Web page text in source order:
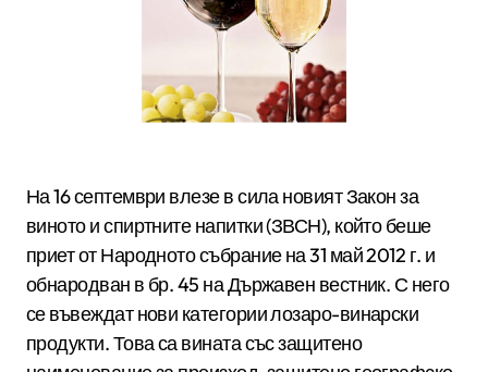
На 16 септември влезе в сила новият Закон за
виното и спиртните напитки (ЗВСН), който беше
приет от Народното събрание на 31 май 2012 г. и
обнародван в бр. 45 на Държавен вестник. С него
се въвеждат нови категории лозаро-винарски
продукти. Това са вината със защитено